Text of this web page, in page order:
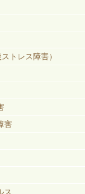
トレス障害）
害
ス